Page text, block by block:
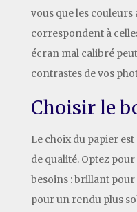
vous que les couleurs
correspondent à
écran mal calibré
contrastes de vos
Choisir le
Le choix du papier
de qualité. Optez
besoins : brillant pour
pour un rendu plus